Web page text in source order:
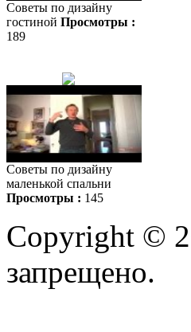
Советы по дизайну
гостиной Просмотры :
189
Советы по дизайну
маленькой спальни
Просмотры : 145
Copyright ©
запрещено.